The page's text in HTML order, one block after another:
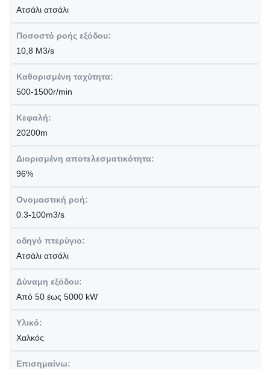
Ατσάλι ατσάλι
Ποσοστό ροής εξόδου:
10,8 M3/s
Καθορισμένη ταχύτητα:
500-1500r/min
Κεφαλή:
20200m
Διορισμένη αποτελεσματικότητα:
96%
Ονομαστική ροή:
0.3-100m3/s
οδηγό πτερύγιο:
Ατσάλι ατσάλι
Δύναμη εξόδου:
Από 50 έως 5000 kW
Υλικό:
Χαλκός
Επισημαίνω: